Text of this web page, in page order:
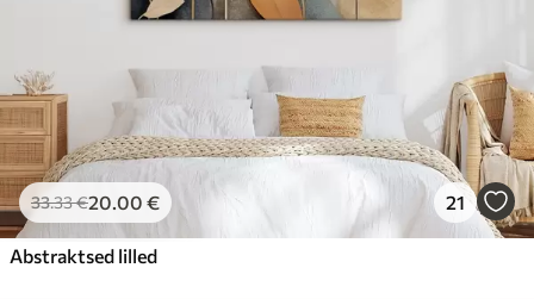
33.33€20.00 € 21
Abstraktsed lilled